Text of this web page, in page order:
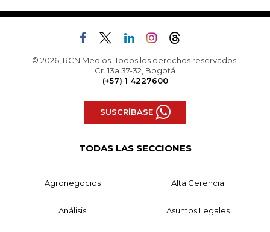
© 2026, RCN Medios. Todos los derechos reservados.
Cr. 13a 37-32, Bogotá
(+57) 1 4227600
SUSCRÍBASE
TODAS LAS SECCIONES
Agronegocios Alta Gerencia
Análisis Asuntos Legales